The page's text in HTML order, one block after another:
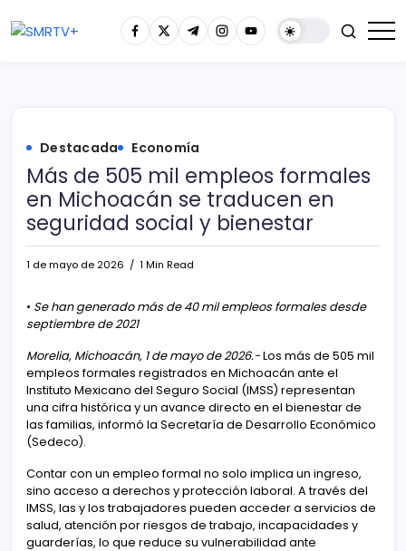
Destacada Economía
Más de 505 mil empleos formales
en Michoacán se traducen en
seguridad social y bienestar
1 de mayo de 2026 1 Min Read
• Se han generado más de 40 mil empleos formales desde
septiembre de 2021
Morelia, Michoacán, 1 de mayo de 2026.-Los más de 505 mil
empleos formales registrados en Michoacán ante el
Instituto Mexicano del Seguro Social (IMSS) representan
una cifra histórica y un avance directo en el bienestar de
las familias, informó la Secretaría de Desarrollo Económico
(Sedeco).
Contar con un empleo formal no solo implica un ingreso,
sino acceso a derechos y protección laboral. A través del
IMSS, las y los trabajadores pueden acceder a servicios de
salud, atención por riesgos de trabajo, incapacidades y
guarderías, lo que reduce su vulnerabilidad ante